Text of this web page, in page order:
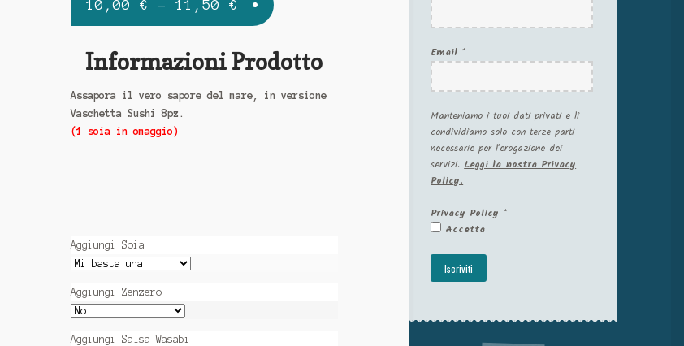
10,00€ –11,50€
Informazioni Prodotto
Assapora il vero sapore del mare, in versione
Vaschetta Sushi 8pz.
(1 soia in omaggio)
Aggiungi Soia
Aggiungi Zenzero
Aggiungi Salsa Wasabi
Email *
Manteniamo i tuoi dati privati e li
condividiamo solo con terze parti
necessarie per l'erogazione dei
servizi.Leggi la nostra Privacy
Policy.
Privacy Policy *
Accetta